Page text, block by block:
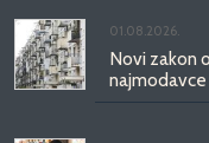
01.08.2026.
Novi zakon
najmodavce